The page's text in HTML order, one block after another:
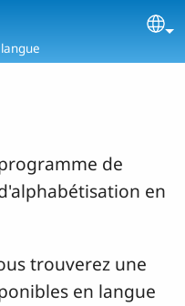
de
en
trouverez une
en langue